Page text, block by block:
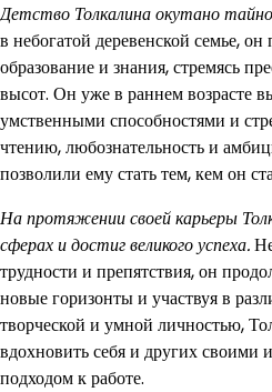
Детство Толкалина окутано
в небогатой деревенской семье,
образование и знания, стремясь
высот. Он уже в раннем возрасте
умственными способностями и
чтению, любознательность и
позволили ему стать тем, кем он
На протяжении своей карьеры
сферах и достиг великого успеха.
трудности и препятствия, он
новые горизонты и участвуя в
творческой и умной личностью,
вдохновить себя и других своими
подходом к работе.